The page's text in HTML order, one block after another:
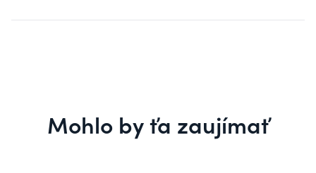
Mohlo by ťa zaujímať